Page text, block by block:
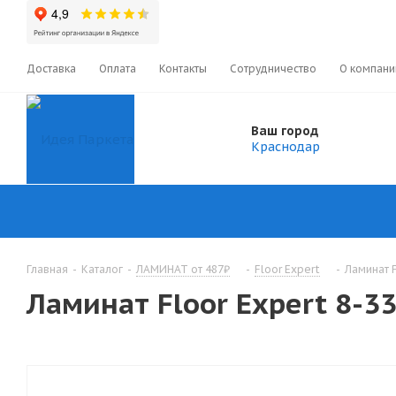
Доставка Оплата Контакты Сотрудничество О
Ваш город
Краснодар
Главная - Каталог - ЛАМИНАТ от 487₽ - Floor Expert - Ламинат
Ламинат Floor Expert 8-